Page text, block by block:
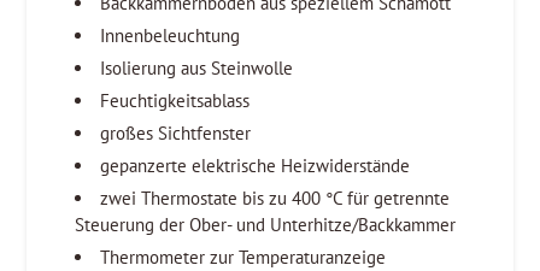
Innenbeleuchtung
Isolierung aus Steinwolle
Feuchtigkeitsablass
großes Sichtfenster
gepanzerte elektrische Heizwiderstände
zwei Thermostate bis zu 400 °C für getrennte
Steuerung der Ober- und Unterhitze/Backkammer
Thermometer zur Temperaturanzeige